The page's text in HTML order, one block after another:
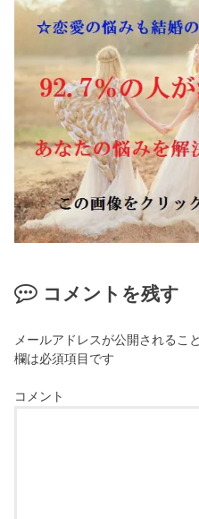
コメントを残す
メールアドレスが公開されるこ
欄は必須項目です
コメント